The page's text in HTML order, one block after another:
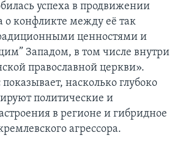
успеха в продвижении
о конфликте между её так
ценностями и
Западом, в том числе внутри
православной церкви».
насколько глубоко
политические и
в регионе и гибридное
агрессора.